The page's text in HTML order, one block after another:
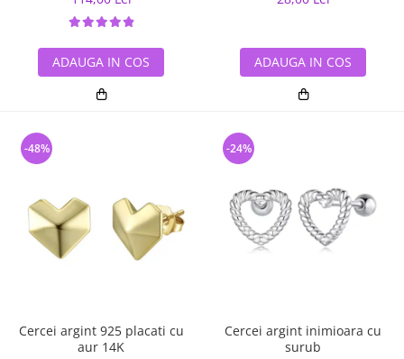
ADAUGA IN COS ADAUGA IN COS
Cercei argint 925 placati cu
aur 14K
-48%
Cercei argint inimioara cu
surub
-24%